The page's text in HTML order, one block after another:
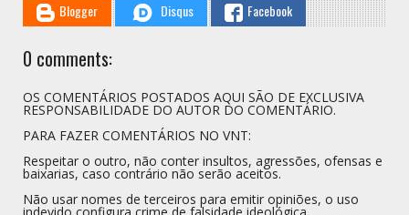
Blogger Disqus Facebook
0 comments:
OS COMENTÁRIOS POSTADOS AQUI SÃO DE EXCLUSIVA
RESPONSABILIDADE DO AUTOR DO COMENTÁRIO.
PARA FAZER COMENTÁRIOS NO VNT:
Respeitar o outro, não conter insultos, agressões, ofensas e
baixarias, caso contrário não serão aceitos.
Não usar nomes de terceiros para emitir opiniões, o uso